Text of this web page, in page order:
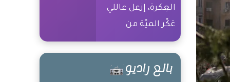
العِكرة، إزعل عاللي
عَكّر الميّة من
الأساس
بالع راديو